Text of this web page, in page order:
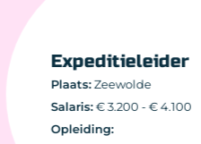
Expeditieleider
Plaats:Zeewolde
Salaris:€ 3.200 - € 4.100
Opleiding: